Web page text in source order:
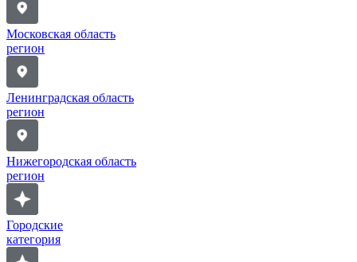
Московская область
регион
Ленинградская область
регион
Нижегородская область
регион
Городские
категория